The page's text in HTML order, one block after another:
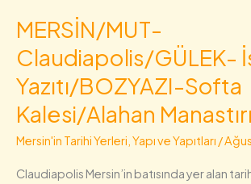
MERSİN/MUT-
Claudiapolis/GÜLEK-
Yazıtı/BOZYAZI-Softa
Kalesi/Alahan Manastırı
Mersin'in Tarihi Yerleri, Yapı ve Yapıtları /
Claudiapolis Mersin’in batısında yer alan
MERSİN/MUT-
Claudiapolis/GÜLEK-
İskender
Yazıtı/BOZYAZI-
Softa
Kalesi/Alahan